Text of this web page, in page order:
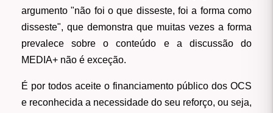
argumento "não foi o que disseste, foi a forma como
disseste", que demonstra que muitas vezes a forma
prevalece sobre o conteúdo e a discussão do
MEDIA+ não é exceção.
É por todos aceite o financiamento público dos OCS
e reconhecida a necessidade do seu reforço, ou seja,